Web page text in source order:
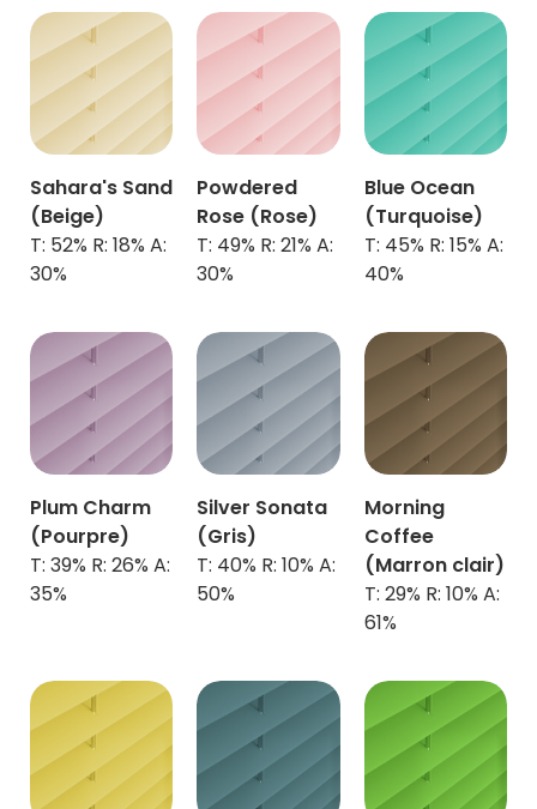
Sahara's Sand
(Beige)
T: 52% R: 18% A:
30%
Powdered
Rose (Rose)
T: 49% R: 21% A:
30%
Blue Ocean
(Turquoise)
T: 45% R: 15% A:
40%
Plum Charm
(Pourpre)
T: 39% R: 26% A:
35%
Silver Sonata
(Gris)
T: 40% R: 10% A:
50%
Morning
Coffee
(Marron clair)
T: 29% R: 10% A:
61%